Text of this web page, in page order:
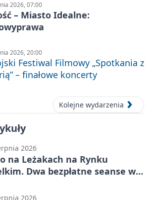
2026, 07:00
– Miasto Idealne:
2026, 20:00
Festiwal Filmowy „Spotkania z
– finałowe koncerty
Kolejne wydarzenia
2026
na Leżakach na Rynku
Dwa bezpłatne seanse w
2026